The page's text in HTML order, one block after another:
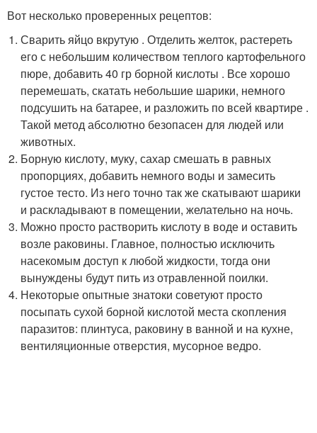
Вот несколько проверенных рецептов:
Сварить яйцо вкрутую . Отделить желток, растереть
его с небольшим количеством теплого картофельного
пюре, добавить 40 гр борной кислоты . Все хорошо
перемешать, скатать небольшие шарики, немного
подсушить на батарее, и разложить по всей квартире .
Такой метод абсолютно безопасен для людей или
животных.
Борную кислоту, муку, сахар смешать в равных
пропорциях, добавить немного воды и замесить
густое тесто. Из него точно так же скатывают шарики
и раскладывают в помещении, желательно на ночь.
Можно просто растворить кислоту в воде и оставить
возле раковины. Главное, полностью исключить
насекомым доступ к любой жидкости, тогда они
вынуждены будут пить из отравленной поилки.
Некоторые опытные знатоки советуют просто
посыпать сухой борной кислотой места скопления
паразитов: плинтуса, раковину в ванной и на кухне,
вентиляционные отверстия, мусорное ведро.